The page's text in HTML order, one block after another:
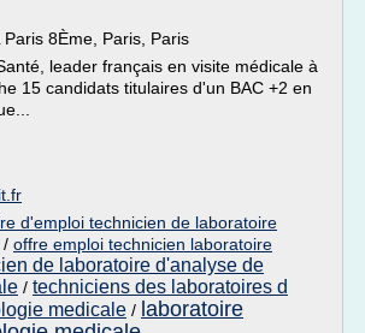
Paris 8Ème, Paris, Paris
leader français en visite médicale à
15 candidats titulaires d'un BAC +2 en
d'emploi technicien de laboratoire
/ offre emploi technicien laboratoire
de laboratoire d'analyse de
/ techniciens des laboratoires d
medicale / laboratoire